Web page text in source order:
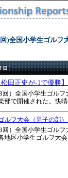
)全国小学生ゴルフ
田正史が-1で優勝】
回）全国小学生ゴル
部で開催された。快
ルフ大会（男子の部
回）全国小学生ゴル
地区小学生ゴルフ大